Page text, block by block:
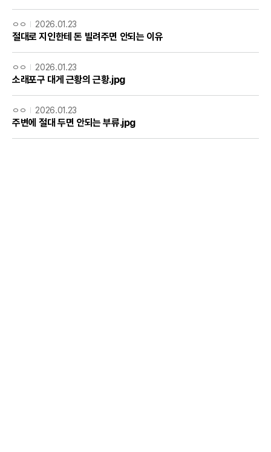
ㅇㅇ 2026.01.23
절대로 지인한테 돈 빌려주면 안되는 이유
ㅇㅇ 2026.01.23
소래포구 대게 근황의 근황.jpg
ㅇㅇ 2026.01.23
주변에 절대 두면 안되는 부류.jpg